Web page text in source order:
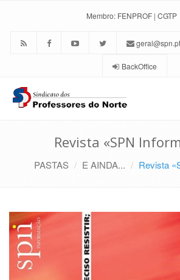
Membro: FENPROF | CGTP
geral@spn.pt
BackOffice
Revista «SPN
PASTAS E AINDA... Revista